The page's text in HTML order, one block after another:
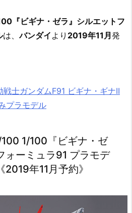
『ビギナ・ゼラ』シルエットフ
は、バンダイ より 2019年11月 発
戦士ガンダムF91 ビギナ・ギナII
プラモデル
100 1/100『ビギナ・ゼ
ォーミュラ91 プラモデ
年11月予約》